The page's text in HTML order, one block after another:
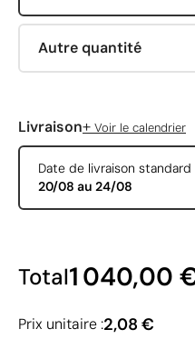
Autre quantité
Livraison+ Voir le calendrier
Date de livraison standard
20/08 au 24/08
Total1 040,00
Prix unitaire :2,08 €